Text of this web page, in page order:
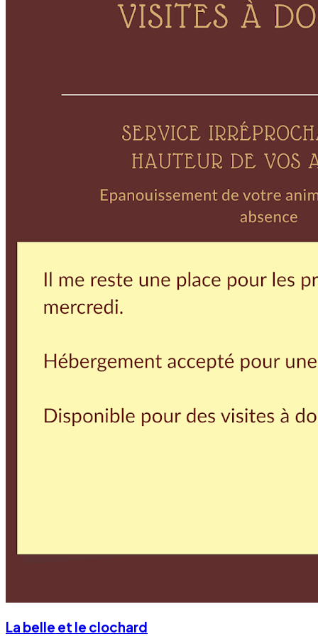
La belle et le clochard